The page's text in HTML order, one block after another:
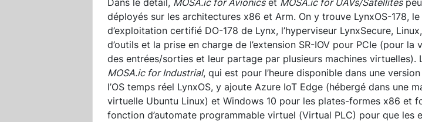
déployés sur les architectures x86 et Arm. On y trouve LynxOS-178,
d’exploitation certifié DO-178 de Lynx, l’hyperviseur LynxSecure,
d’outils et la prise en charge de l’extension SR-IOV pour PCIe (pour la
des entrées/sorties et leur partage par plusieurs machines virtuelles).
MOSA.ic for Industrial, qui est pour l’heure disponible dans une
l’OS temps réel LynxOS, y ajoute Azure IoT Edge (hébergé dans une
virtuelle Ubuntu Linux) et Windows 10 pour les plates-formes x86 et
fonction d’automate programmable virtuel (Virtual PLC) pour que les